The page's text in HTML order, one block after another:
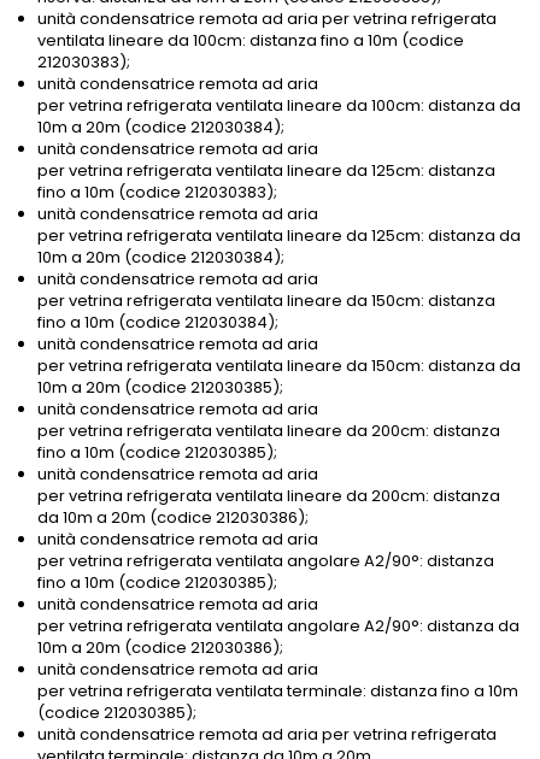
unità condensatrice remota ad aria per vetrina refrigerata
ventilata lineare da 100cm: distanza fino a 10m (codice
212030383);
unità condensatrice remota ad aria
per vetrina refrigerata ventilata lineare da 100cm: distanza da
10m a 20m (codice 212030384);
unità condensatrice remota ad aria
per vetrina refrigerata ventilata lineare da 125cm: distanza
fino a 10m (codice 212030383);
unità condensatrice remota ad aria
per vetrina refrigerata ventilata lineare da 125cm: distanza da
10m a 20m (codice 212030384);
unità condensatrice remota ad aria
per vetrina refrigerata ventilata lineare da 150cm: distanza
fino a 10m (codice 212030384);
unità condensatrice remota ad aria
per vetrina refrigerata ventilata lineare da 150cm: distanza da
10m a 20m (codice 212030385);
unità condensatrice remota ad aria
per vetrina refrigerata ventilata lineare da 200cm: distanza
fino a 10m (codice 212030385);
unità condensatrice remota ad aria
per vetrina refrigerata ventilata lineare da 200cm: distanza
da 10m a 20m (codice 212030386);
unità condensatrice remota ad aria
per vetrina refrigerata ventilata angolare A2/90°: distanza
fino a 10m (codice 212030385);
unità condensatrice remota ad aria
per vetrina refrigerata ventilata angolare A2/90°: distanza da
10m a 20m (codice 212030386);
unità condensatrice remota ad aria
per vetrina refrigerata ventilata terminale: distanza fino a 10m
(codice 212030385);
unità condensatrice remota ad aria per vetrina refrigerata